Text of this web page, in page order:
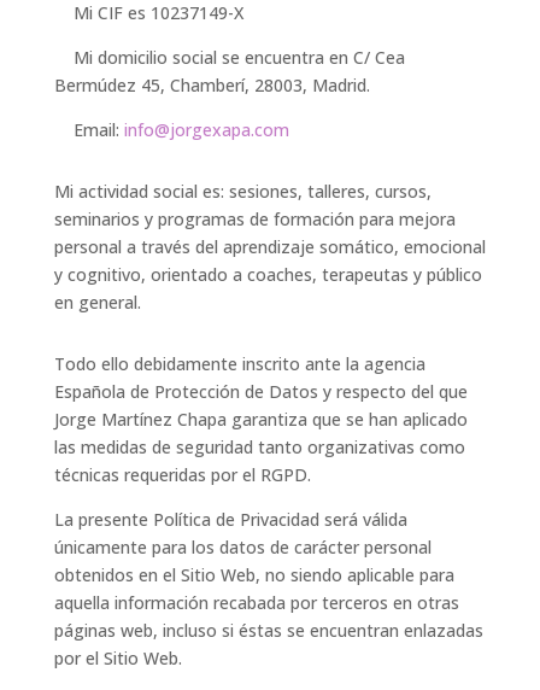
Mi CIF es 10237149-X
Mi domicilio social se encuentra en C/ Cea
Bermúdez 45, Chamberí, 28003, Madrid.
Email: info@jorgexapa.com
Mi actividad social es: sesiones, talleres, cursos,
seminarios y programas de formación para mejora
personal a través del aprendizaje somático, emocional
y cognitivo, orientado a coaches, terapeutas y público
en general.
Todo ello debidamente inscrito ante la agencia
Española de Protección de Datos y respecto del que
Jorge Martínez Chapa garantiza que se han aplicado
las medidas de seguridad tanto organizativas como
técnicas requeridas por el RGPD.
La presente Política de Privacidad será válida
únicamente para los datos de carácter personal
obtenidos en el Sitio Web, no siendo aplicable para
aquella información recabada por terceros en otras
páginas web, incluso si éstas se encuentran enlazadas
por el Sitio Web.